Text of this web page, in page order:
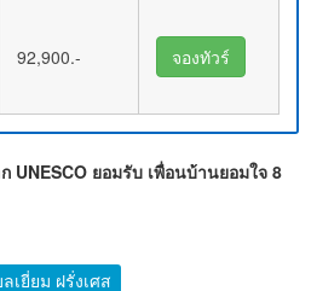
92,900.- จองทัวร์
UNESCO ยอมรับ เพื่อนบ้านยอมใจ 8
เยี่ยม ฝรั่งเศส